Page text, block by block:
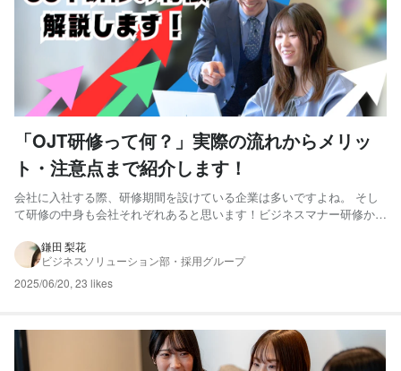
「OJT研修って何？」実際の流れからメリッ
ト・注意点まで紹介します！
会社に入社する際、研修期間を設けている企業は多いですよね。 そし
て研修の中身も会社それぞれあると思います！ビジネスマナー研修から
いろいろです。 株式会社GOOYAのスタイルは、本番環境でスキルを身
に着けていくOJT形式です。 そこで今回は一貫してOJ...
鎌田 梨花
ビジネスソリューション部・採用グループ
2025/06/20, 23 likes